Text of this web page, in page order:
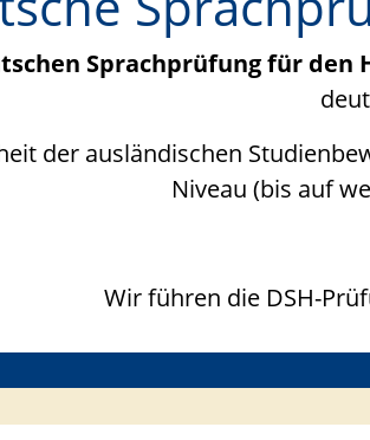
Sprachprüfung für den
der ausländischen
Niveau (bis auf
Wir führen die DSH-